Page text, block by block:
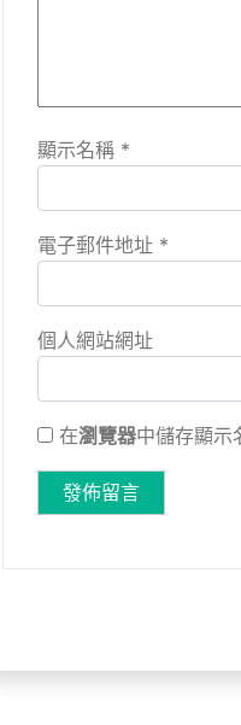
顯示名稱 *
電子郵件地址 *
個人網站網址
在瀏覽器中儲存顯示